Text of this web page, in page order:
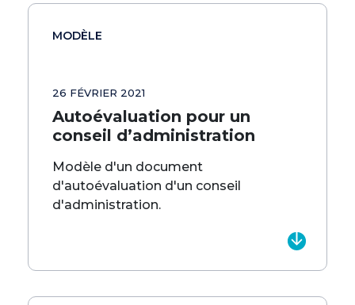
MODÈLE
26 FÉVRIER 2021
Autoévaluation pour un
conseil d’administration
Modèle d'un document
d'autoévaluation d'un conseil
d'administration.